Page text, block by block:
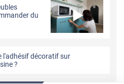
du
l'adhésif décoratif sur
?